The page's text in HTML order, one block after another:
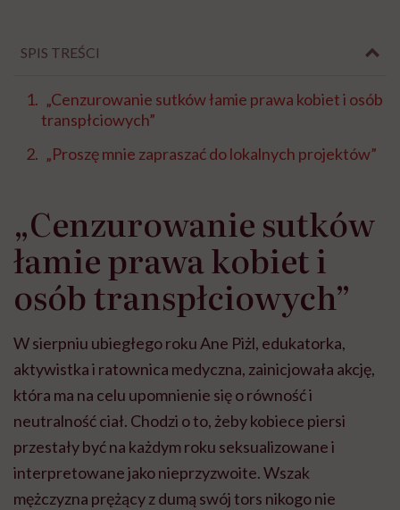
SPIS TREŚCI
„Cenzurowanie sutków łamie prawa kobiet i osób
transpłciowych”
„Proszę mnie zapraszać do lokalnych projektów”
„Cenzurowanie sutków
łamie prawa kobiet i
osób transpłciowych”
W sierpniu ubiegłego roku Ane Piżl, edukatorka,
aktywistka i ratownica medyczna, zainicjowała akcję,
która ma na celu upomnienie się o równość i
neutralność ciał. Chodzi o to, żeby kobiece piersi
przestały być na każdym roku seksualizowane i
interpretowane jako nieprzyzwoite. Wszak
mężczyzna prężący z dumą swój tors nikogo nie